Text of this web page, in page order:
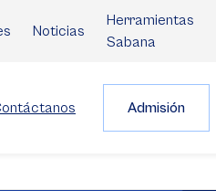
Noticias
Herramientas
Sabana
Admisión